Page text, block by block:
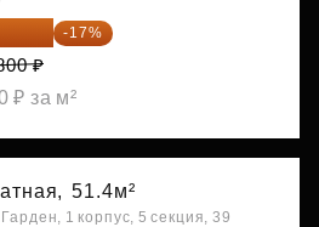
444 ₽ -17%
₽
₽ за м²
51.4м²
1 корпус, 5 секция, 39